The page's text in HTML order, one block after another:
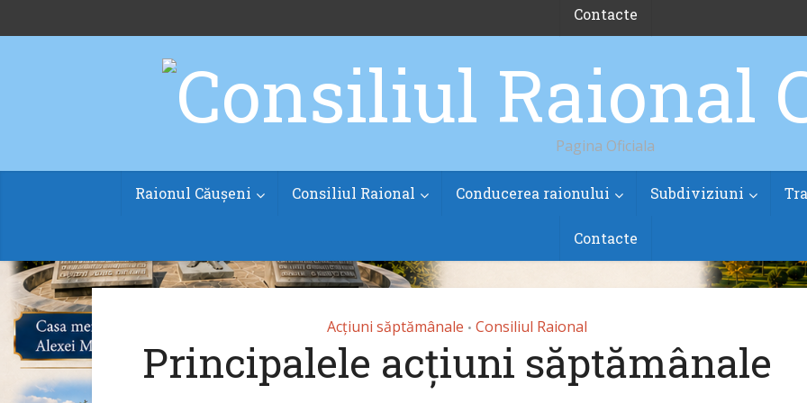
Pagina Oficiala
Raionul Căușeni Consiliul Raional Conducerea raionului Subdiviziuni
Contacte
Contacte
Acțiuni săptămânale • Consiliul Raional
Principalele acțiuni săptămânale